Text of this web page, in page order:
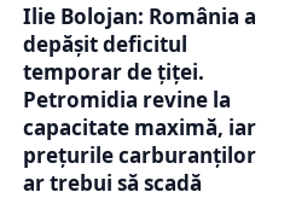
Ilie Bolojan: România a
depășit deficitul
temporar de țiței.
Petromidia revine la
capacitate maximă, iar
prețurile carburanților
ar trebui să scadă